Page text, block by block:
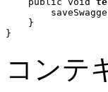
    }
コンテ